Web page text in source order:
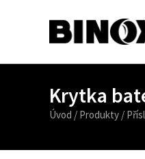
Krytka
Úvod / Produkty /